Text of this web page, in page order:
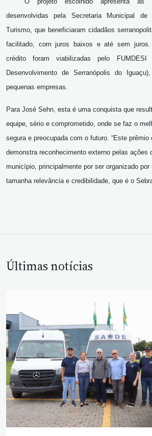
desenvolvidas pela Secretaria Municipal
Turismo, que beneficiaram cidadãos
facilitado, com juros baixos e até sem
crédito foram viabilizadas pelo FUMDESI
Desenvolvimento de Serranópolis do
pequenas empresas.
Para José Sehn, esta é uma conquista que
equipe, sério e comprometido, onde se faz o
segura e preocupada com o futuro. “Este prêmio
demonstra reconhecimento externo pelas ações
município, principalmente por ser organizado
tamanha relevância e credibilidade, que é o
Últimas notícias